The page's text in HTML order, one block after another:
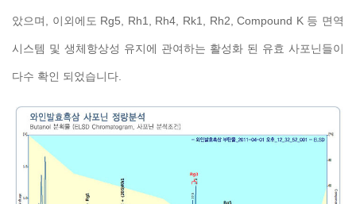
았으며, 이외에도 Rg5, Rh1, Rh4, Rk1, Rh2, Compound K 등 면역
시스템 및 생체항상성 유지에 관여하는 활성화 된 유효 사포닌들이
다수 확인 되었습니다.